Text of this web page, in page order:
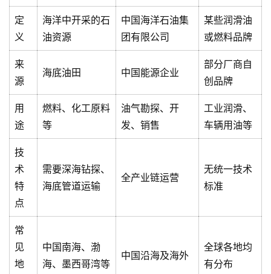
首
页
定
义
海洋中开采的石
油资源
中国海洋石油集
团有限公司
某些润滑油
或燃料品牌
来
源
海底油田 中国能源企业
部分厂商自
创品牌
用
途
燃料、化工原料
等
油气勘探、开
发、销售
工业润滑、
车辆用油等
技
术
特
点
需要深海钻探、
海底管道运输
全产业链运营
无统一技术
标准
常
见
地
中国南海、渤
海、墨西哥湾等
中国沿海及海外
全球各地均
有分布